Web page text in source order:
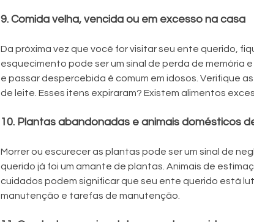
9. Comida velha, vencida ou em excesso na casa
Da próxima vez que você for visitar seu ente querido,
esquecimento pode ser um sinal de perda de memória
e passar despercebida é comum em idosos. Verifique
de leite. Esses itens expiraram? Existem alimentos
10. Plantas abandonadas e animais domésticos
Morrer ou escurecer as plantas pode ser um sinal de
querido já foi um amante de plantas. Animais de
cuidados podem significar que seu ente querido está
manutenção e tarefas de manutenção.